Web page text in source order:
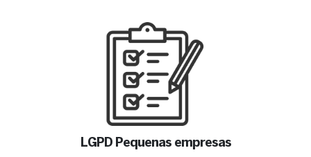
LGPD Pequenas empresas